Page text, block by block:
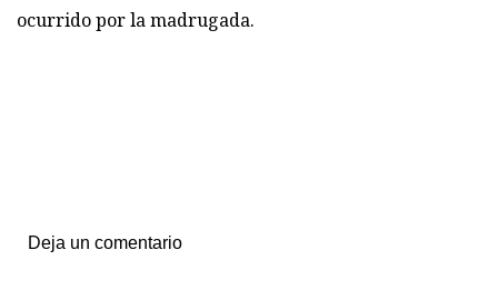
ocurrido por la madrugada.
Deja un comentario